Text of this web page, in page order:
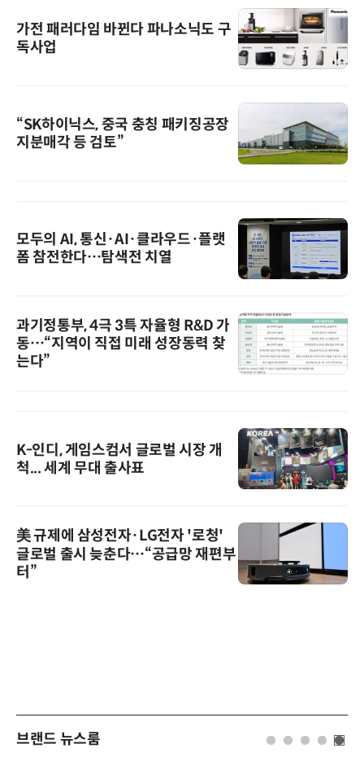
가전 패러다임 바뀐다 파나소닉도 구
독사업
“SK하이닉스, 중국 충칭 패키징공장
지분매각 등 검토”
모두의 AI, 통신·AI·클라우드·플랫
폼 참전한다…탐색전 치열
과기정통부, 4극 3특 자율형 R&D 가
동…“지역이 직접 미래 성장동력 찾
는다”
K-인디, 게임스컴서 글로벌 시장 개
척... 세계 무대 출사표
美 규제에 삼성전자·LG전자 '로청'
글로벌 출시 늦춘다…“공급망 재편부
터”
브랜드 뉴스룸